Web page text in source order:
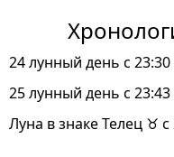
24 лунный день с 23:30
25 лунный день с 23:43
Луна в знаке Телец ♉